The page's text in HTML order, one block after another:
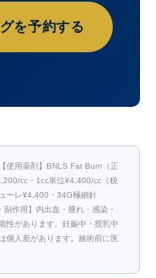
を予約する
使用薬剤】BNLS Fat Burn（正
cc・1cc単位¥4,400/cc（税
ーレ¥4,400・34G極細針
作用】内出血・腫れ・感染・
性があります。妊娠中・授乳中
個人差があります。施術前に医